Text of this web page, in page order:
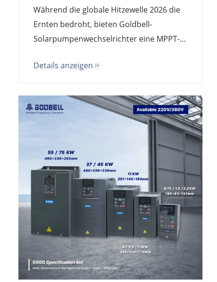
neue Standard sind
Während die globale Hitzewelle 2026 die
Ernten bedroht, bieten Goldbell-
Solarpumpenwechselrichter eine MPPT-
führende Alternative zu USFULL für die
die Wasserversorgung in abgelegenen
Gebieten. Direktpreis vom Hersteller.
Details anzeigen